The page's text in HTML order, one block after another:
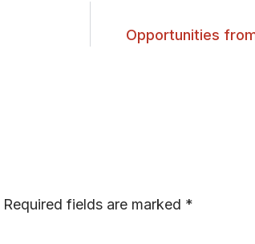
Opportunities
Required fields are marked *